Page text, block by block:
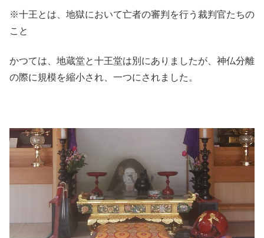
※十王とは、地獄において亡者の審判を行う裁判官たちの
こと
かつては、地蔵堂と十王堂は別にありましたが、神仏分離
の際に規模を縮小され、一つにされました。